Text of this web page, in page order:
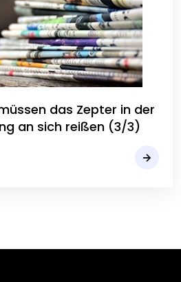
das Zepter in der
an sich reißen (3/3)